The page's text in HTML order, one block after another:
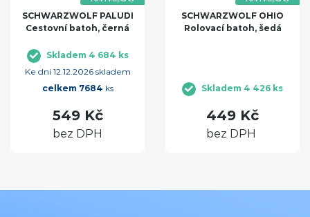
SCHWARZWOLF PALUDI
Cestovní batoh, černá
Skladem 4 684 ks
Ke dni 12.12.2026 skladem
celkem 7684 ks
549 Kč
bez DPH
SCHWARZWOLF OHIO
Rolovací batoh, šedá
Skladem 4 426 ks
449 Kč
bez DPH